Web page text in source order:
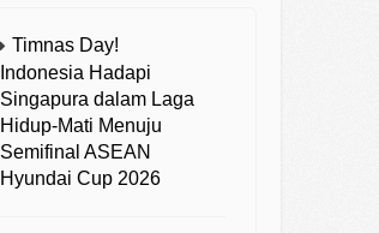
Timnas Day!
Indonesia Hadapi
Singapura dalam Laga
Hidup-Mati Menuju
Semifinal ASEAN
Hyundai Cup 2026